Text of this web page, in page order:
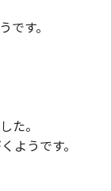
す。
た。
ようです。